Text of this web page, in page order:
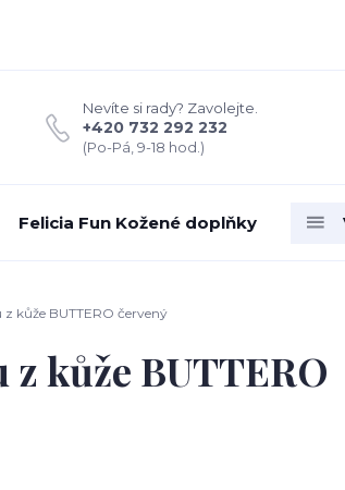
Nevíte si rady? Zavolejte.
+420 732 292 232
(Po-Pá, 9-18 hod.)
Felicia Fun Kožené doplňky
kůže BUTTERO červený
kůže BUTTERO